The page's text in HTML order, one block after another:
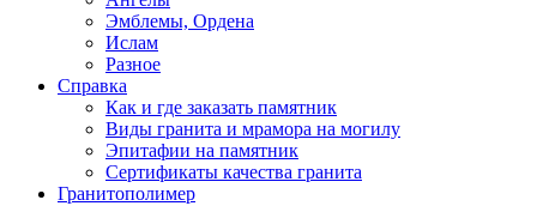
Эмблемы, Ордена
Ислам
Разное
Справка
Как и где заказать памятник
Виды гранита и мрамора на могилу
Эпитафии на памятник
Сертификаты качества гранита
Гранитополимер